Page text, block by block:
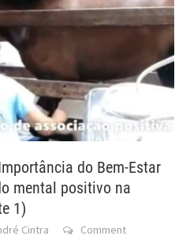
do Bem-Estar
mental positivo na
1)
Cintra Comment